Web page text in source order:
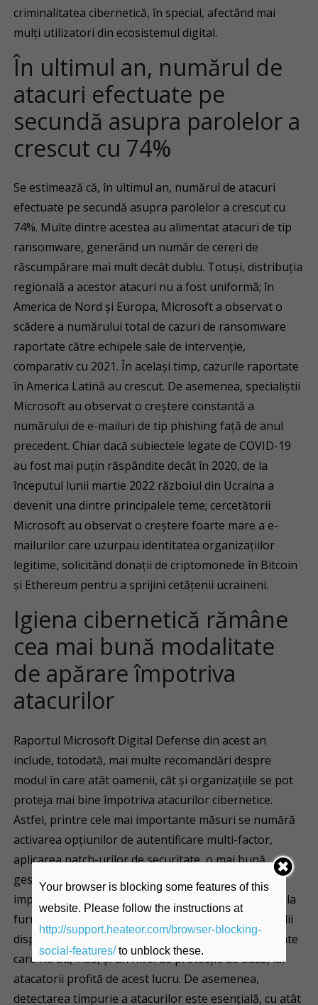
criminalitatea cibernetică, în special, afectând mai
mulți utilizatori din ecosistemul digital.
În ultimul an, numărul de
atacuri efectuate pe
secundă asupra parolelor a
crescut cu 74%
Se estimează că, în ultimul an, numărul de atacuri
efectuate pe secundă asupra parolelor a crescut cu
74%. Multe dintre acestea au alimentat atacuri de tip
ransomware, generând un număr de cereri de
răscumpărare mai mult decât dublu. Totuși, distribuția
regională a acestor atacuri nu a fost uniformă; în
America de Nord și Europa, Microsoft a observat o
scădere a numărului total de cazuri de ransomware
raportate către echipele sale de intervenție,
comparativ cu 2021. În același timp, cazurile raportate
în America Latină au crescut. De asemenea, specialiștii
Microsoft au observat o creștere constantă a
numărului de e-mailuri de tip phishing față de anul
precedent. Chiar dacă subiectele legate de COVID-19
au fost mai puțin răspândite decât în ​​2020, de la
începutul lunii martie 2022 războiul din Ucraina a
devenit una dintre principalele teme; cercetătorii
Microsoft au observat o creștere foarte mare a e-
mailurilor care uzurpau identitatea organizațiilor
legitime, solicitând donații de criptomonede în Bitcoin
și Ethereum pentru a sprijini cetăţenii ucraineni.
Igiena cibernetică rămâne
cea mai bună modalitate
de apărare împotriva
atacurilor
Raportul Microsoft Digital Defense din acest an
include, totodată, mai multe recomandări despre
modul în care atât oamenii, cât și organizațiile se pot
proteja mai bine împotriva atacurilor cibernetice.
Astfel, printre cele mai importante măsuri se numără
activarea opțiunilor de autentificare multi-factor,
aplicarea patch-urilor de securitate, o mai bună
gestionare a accesului privilegiat la sisteme și
implementarea de soluții moderne de securitate de la
furnizori de top. O întreprindere de dimensiuni medii
dispune de aproximativ 3.500 de dispozitive conectate
care nu au, însă, și un nivel de protecție de bază, iar
atacatorii profită de acest lucru. De asemenea,
detectarea timpurie a atacurilor este esențială, cu atât
Your browser is blocking some features of this
website. Please follow the instructions at
http://support.heateor.com/browser-blocking-
social-features/to unblock these.